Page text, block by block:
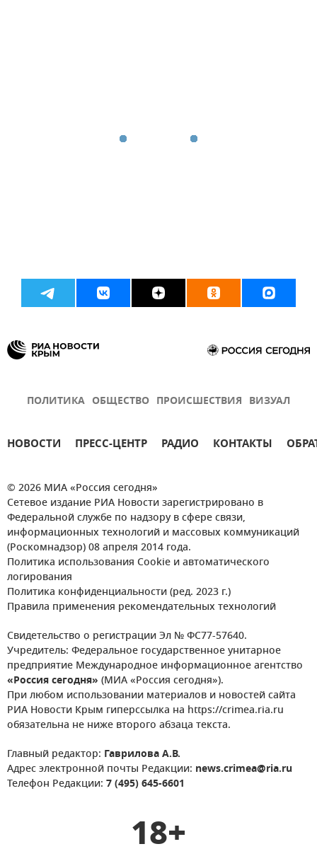
ПОЛИТИКА ОБЩЕСТВО ПРОИСШЕСТВИЯ ВИЗУАЛ
НОВОСТИ ПРЕСС-ЦЕНТР РАДИО КОНТАКТЫ
© 2026 МИА «Россия сегодня»
Сетевое издание РИА Новости зарегистрировано в
Федеральной службе по надзору в сфере связи,
информационных технологий и массовых коммуникаций
(Роскомнадзор) 08 апреля 2014 года.
Политика использования Cookie и автоматического
логирования
Политика конфиденциальности (ред. 2023 г.)
Правила применения рекомендательных технологий
Свидетельство о регистрации Эл № ФС77-57640.
Учредитель: Федеральное государственное унитарное
предприятие Международное информационное агентство
«Россия сегодня» (МИА «Россия сегодня»).
При любом использовании материалов и новостей сайта
РИА Новости Крым гиперссылка на https://crimea.ria.ru
обязательна не ниже второго абзаца текста.
Главный редактор: Гаврилова А.В.
Адрес электронной почты Редакции: news.crimea@ria.ru
Телефон Редакции: 7 (495) 645-6601
18+